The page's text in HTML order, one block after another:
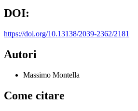
DOI:
https://doi.org/10.13138/2039-2362/2181
Autori
Massimo Montella
Come citare